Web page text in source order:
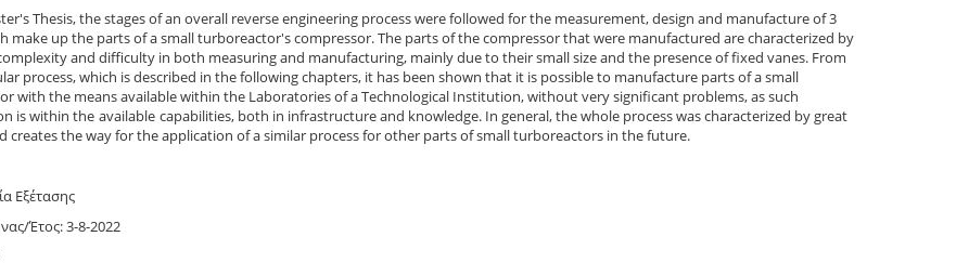
Thesis, the stages of an overall reverse engineering process were followed for the measurement, design and manufacture of 3
make up the parts of a small turboreactor's compressor. The parts of the compressor that were manufactured are characterized by
and difficulty in both measuring and manufacturing, mainly due to their small size and the presence of fixed vanes. From
process, which is described in the following chapters, it has been shown that it is possible to manufacture parts of a small
with the means available within the Laboratories of a Technological Institution, without very significant problems, as such
is within the available capabilities, both in infrastructure and knowledge. In general, the whole process was characterized by great
creates the way for the application of a similar process for other parts of small turboreactors in the future.
Εξέτασης
Έτος: 3-8-2022